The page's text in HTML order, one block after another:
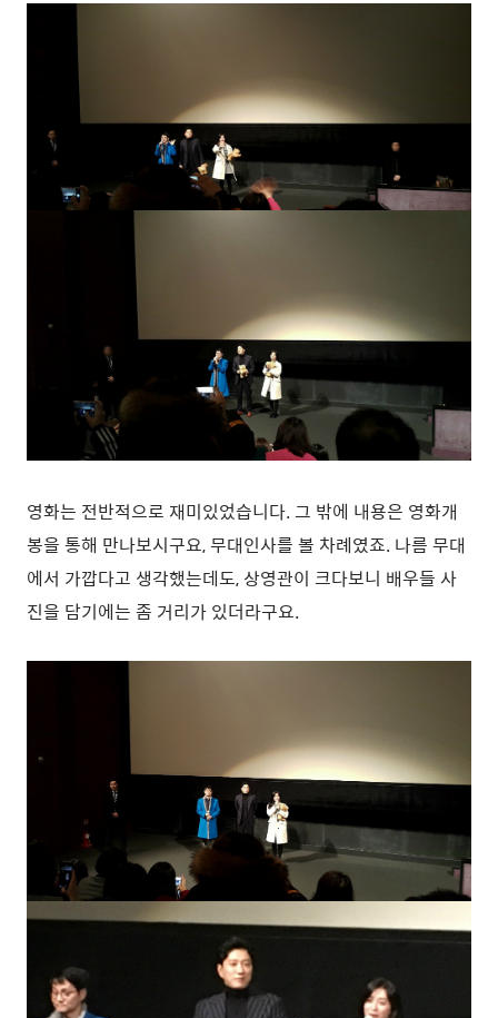
영화는 전반적으로 재미있었습니다. 그 밖에 내용은 영화개
봉을 통해 만나보시구요, 무대인사를 볼 차례였죠. 나름 무대
에서 가깝다고 생각했는데도, 상영관이 크다보니 배우들 사
진을 담기에는 좀 거리가 있더라구요.